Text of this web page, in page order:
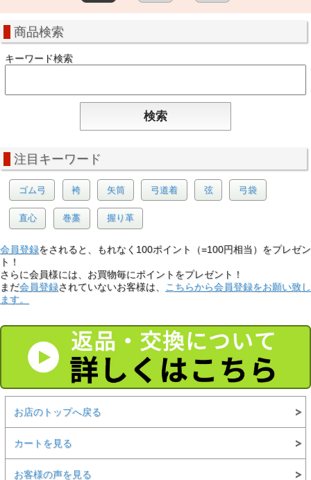
商品検索
キーワード検索
注目キーワード
ゴム弓 袴 矢筒 弓道着 弦 弓袋
直心 巻藁 握り革
会員登録をされると、もれなく100ポイント（=100円相当）をプレゼン
ト！
さらに会員様には、お買物毎にポイントをプレゼント！
まだ会員登録されていないお客様は、
こちらから会員登録をお願い致し
ます。
お店のトップへ戻る
カートを見る
お客様の声を見る